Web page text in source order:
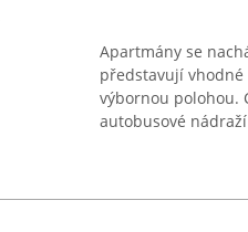
Apartmány se
představují
výbornou polohou.
autobusové